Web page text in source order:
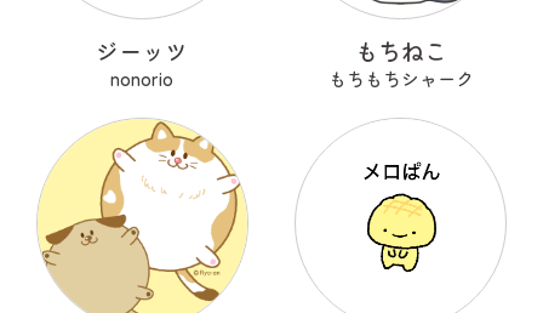
ジーッツ
nonorio
もちねこ
もちもちシャーク